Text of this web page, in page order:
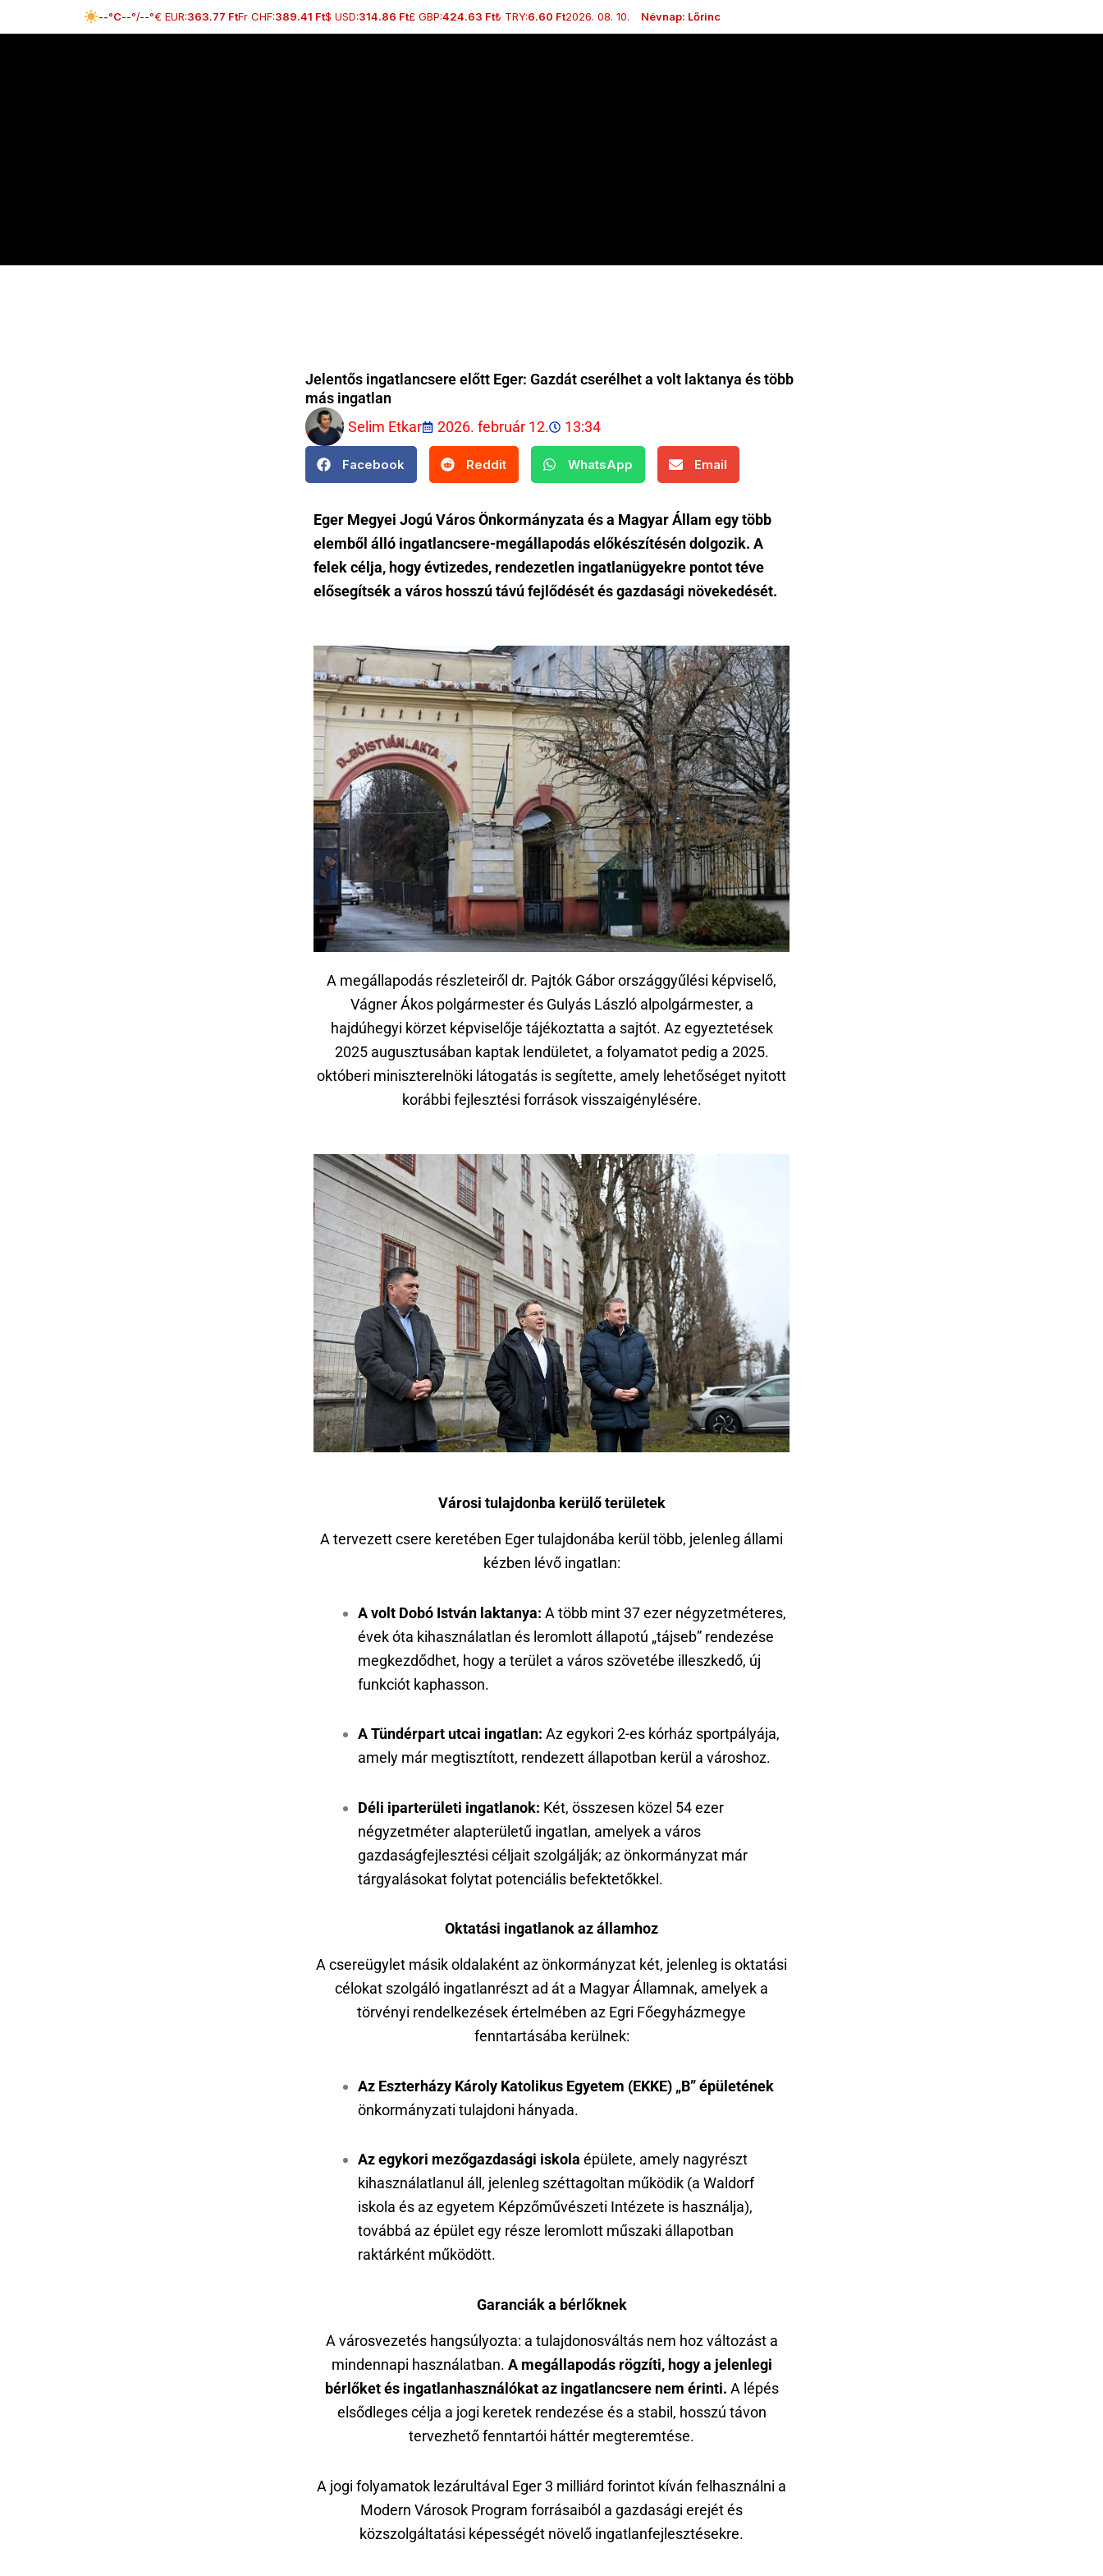
to
--°C--°/--°€ EUR:363.77 FtFr CHF:389.41 Ft$ USD:314.86 Ft£ GBP:424.63 Ft₺ TRY:6.60 Ft2026. 08. 10. Névnap: Lőrinc
Jelentős ingatlancsere előtt Eger: Gazdát cserélhet a volt laktanya és több
más ingatlan
Selim Etkar
2026. február 12. 13:34
Facebook Reddit WhatsApp Email
Eger Megyei Jogú Város Önkormányzata és a Magyar Állam egy több
elemből álló ingatlancsere-megállapodás előkészítésén dolgozik. A
felek célja, hogy évtizedes, rendezetlen ingatlanügyekre pontot téve
elősegítsék a város hosszú távú fejlődését és gazdasági növekedését.
A megállapodás részleteiről dr. Pajtók Gábor országgyűlési képviselő,
Vágner Ákos polgármester és Gulyás László alpolgármester, a
hajdúhegyi körzet képviselője tájékoztatta a sajtót. Az egyeztetések
2025 augusztusában kaptak lendületet, a folyamatot pedig a 2025.
októberi miniszterelnöki látogatás is segítette, amely lehetőséget nyitott
korábbi fejlesztési források visszaigénylésére.
Városi tulajdonba kerülő területek
A tervezett csere keretében Eger tulajdonába kerül több, jelenleg állami
kézben lévő ingatlan:
A volt Dobó István laktanya: A több mint 37 ezer négyzetméteres,
évek óta kihasználatlan és leromlott állapotú „tájseb” rendezése
megkezdődhet, hogy a terület a város szövetébe illeszkedő, új
funkciót kaphasson.
A Tündérpart utcai ingatlan: Az egykori 2-es kórház sportpályája,
amely már megtisztított, rendezett állapotban kerül a városhoz.
Déli iparterületi ingatlanok: Két, összesen közel 54 ezer
négyzetméter alapterületű ingatlan, amelyek a város
gazdaságfejlesztési céljait szolgálják; az önkormányzat már
tárgyalásokat folytat potenciális befektetőkkel.
Oktatási ingatlanok az államhoz
A csereügylet másik oldalaként az önkormányzat két, jelenleg is oktatási
célokat szolgáló ingatlanrészt ad át a Magyar Államnak, amelyek a
törvényi rendelkezések értelmében az Egri Főegyházmegye
fenntartásába kerülnek:
Az Eszterházy Károly Katolikus Egyetem (EKKE) „B” épületének
önkormányzati tulajdoni hányada.
Az egykori mezőgazdasági iskola épülete, amely nagyrészt
kihasználatlanul áll, jelenleg széttagoltan működik (a Waldorf
iskola és az egyetem Képzőművészeti Intézete is használja),
továbbá az épület egy része leromlott műszaki állapotban
raktárként működött.
Garanciák a bérlőknek
A városvezetés hangsúlyozta: a tulajdonosváltás nem hoz változást a
mindennapi használatban. A megállapodás rögzíti, hogy a jelenlegi
bérlőket és ingatlanhasználókat az ingatlancsere nem érinti. A lépés
elsődleges célja a jogi keretek rendezése és a stabil, hosszú távon
tervezhető fenntartói háttér megteremtése.
A jogi folyamatok lezárultával Eger 3 milliárd forintot kíván felhasználni a
Modern Városok Program forrásaiból a gazdasági erejét és
közszolgáltatási képességét növelő ingatlanfejlesztésekre.